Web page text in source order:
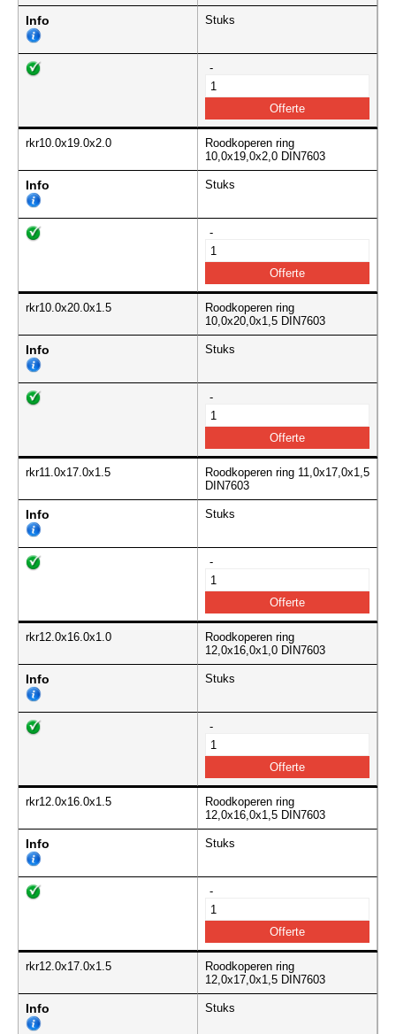
Info Stuks
-
rkr10.0x19.0x2.0
Roodkoperen ring
10,0x19,0x2,0 DIN7603
Info Stuks
-
rkr10.0x20.0x1.5
Roodkoperen ring
10,0x20,0x1,5 DIN7603
Info Stuks
-
rkr11.0x17.0x1.5
Roodkoperen ring 11,0x17,0x1,5
DIN7603
Info Stuks
-
rkr12.0x16.0x1.0
Roodkoperen ring
12,0x16,0x1,0 DIN7603
Info Stuks
-
rkr12.0x16.0x1.5
Roodkoperen ring
12,0x16,0x1,5 DIN7603
Info Stuks
-
rkr12.0x17.0x1.5
Roodkoperen ring
12,0x17,0x1,5 DIN7603
Info Stuks